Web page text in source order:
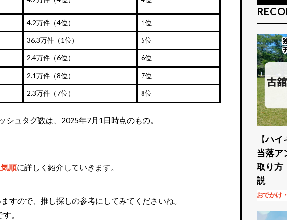
4.2万件（4位） 1位
36.3万件（1位） 5位
2.4万件（6位） 6位
2.1万件（8位） 7位
2.3万件（7位） 8位
ュタグ数は、2025年7月1日時点のもの。
順に詳しく紹介していきます。
すので、推し探しの参考にしてみてくださいね。
。
【ハ
当落ア
取り方
説
おでかけ